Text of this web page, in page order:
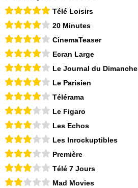
Télé Loisirs
20 Minutes
CinemaTeaser
Ecran Large
Le Journal du Dimanche
Le Parisien
Télérama
Le Figaro
Les Echos
Les Inrockuptibles
Première
Télé 7 Jours
Mad Movies